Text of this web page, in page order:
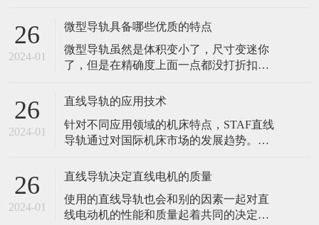
规定 自
今天，我们就来说说微型导轨维护需要注
意的几个问题。 1.直线导轨在出厂前，导
轨表层已经四周涂上了防锈油，如果在安
装的时候，有对导轨做过清洗，请在床台
上润滑剂
26
2024-01
微型导轨具备哪些优质的特点
微型导轨虽然是体积变小了，尺寸变迷你
了，但是在精确度上面一点都没打折扣
准度十足。 打个比方说吧，微型手术的创
易。这是医疗行业的微型手术的发展，是
适合人类需求的发展。而微型导轨的产生
26
2024-01
直线导轨的应用技术
针对不同应用领域的机床特点，STAF直线
导轨通过对国际机床市场的发展趋势。开
业的高速化、高精度化、环保省能源化发
动支承，直线导轨副一般由导轨、滑块、
反向器、滚动体和坚持器等组成。能以滑
26
2024-01
直线导轨决定直线电机的质量
使用的直线导轨也会和别的因素一起对直
线电动机的性能和质量起着共同的决定性